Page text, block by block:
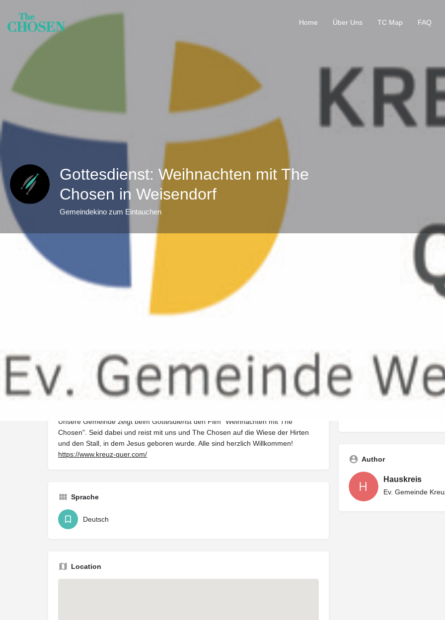
Home Über Uns TC Map FAQ
Gottesdienst: Weihnachten mit The
Chosen in Weisendorf
Gemeindekino zum Eintauchen
Store
Wegbeschreibung Anrufen
Weihnachten 24/25
Unsere Gemeinde zeigt beim Gottesdienst den Film "Weihnachten mit The
Chosen". Seid dabei und reist mit uns und The Chosen auf die Wiese der Hirten
und den Stall, in dem Jesus geboren wurde. Alle sind herzlich Willkommen!
https://www.kreuz-quer.com/
Sprache
Deutsch
Location
30/11/2025 17:00
Beendet
Author
Hauskreis
Ev. Gemeinde